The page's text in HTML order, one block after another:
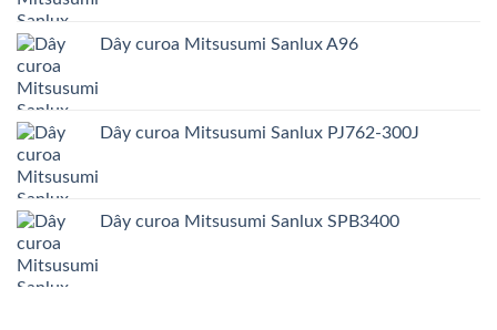
Dây curoa Mitsusumi Sanlux A96
Dây curoa Mitsusumi Sanlux PJ762-300J
Dây curoa Mitsusumi Sanlux SPB3400